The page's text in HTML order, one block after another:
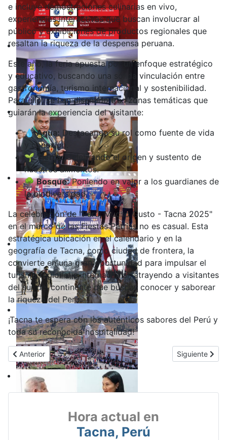
e incluye demostraciones culinarias en vivo,
experiencias interactivas que buscan involucrar al
público y exhibiciones de productos regionales que
resaltan la riqueza de la despensa peruana.
Este año, la feria apuesta por un enfoque estratégico
y educativo, buscando una sólida vinculación entre
gastronomía, turismo internacional y sostenibilidad.
Para ello, se han diseñado tres zonas temáticas que
guiarán la experiencia del visitante:
💧 Agua: Destacando su rol como fuente de vida
y conexión.
🌱 Tierra:Celebrando el origen y sustento de
nuestros alimentos.
🌳 Bosque:Poniendo en valor a los guardianes de
la biodiversidad.
La celebración de "Perú, Mucho Gusto - Tacna 2025"
en el marco de las Fiestas Patrias no es casual. Esta
estratégica ubicación en el calendario y en la
geografía de Tacna, como ciudad de frontera, la
convierte en una gran oportunidad para impulsar el
turismo regional e internacional, atrayendo a visitantes
del sur del continente que buscan conocer y saborear
la riqueza del Perú.
¡Tacna te espera con los auténticos sabores del Perú y
toda su reconocida hospitalidad!
Artículo anterior: Serenazgo de Gregorio Albarracín detiene a
Anterior Artículo
Siguiente
Hora actual en
Tacna, Perú